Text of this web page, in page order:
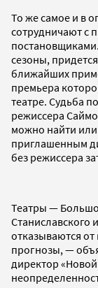
То же самое и в
сотрудничают с
сезоны,
ближайших
премьера
театре. Cудьба
режиссера
можно найти или
приглашенным
без режиссера
Театры —
Станиславского
отказываются
прогнозы, —
директор